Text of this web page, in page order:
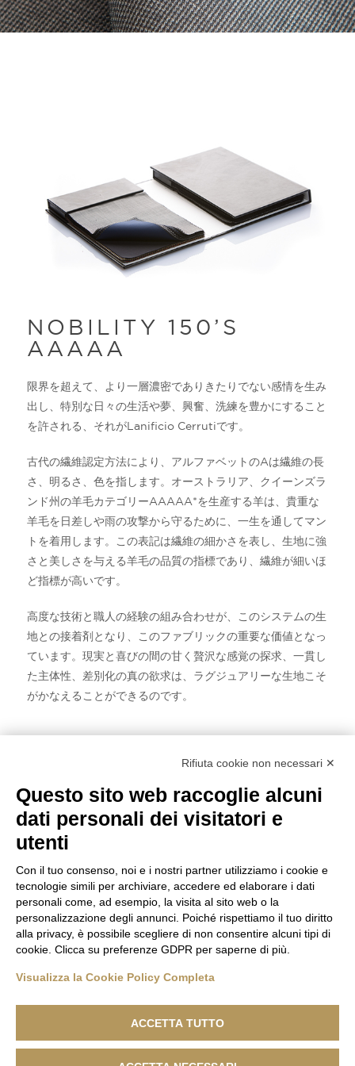
NOBILITY 150’S
AAAAA
限界を超えて、より一層濃密でありきたりでない感情を生み
出し、特別な日々の生活や夢、興奮、洗練を豊かにすること
を許される、それがLanificio Cerrutiです。
古代の繊維認定方法により、アルファベットのAは繊維の長
さ、明るさ、色を指します。オーストラリア、クイーンズラ
ンド州の羊毛カテゴリーAAAAA*を生産する羊は、貴重な
羊毛を日差しや雨の攻撃から守るために、一生を通してマン
トを着用します。この表記は繊維の細かさを表し、生地に強
さと美しさを与える羊毛の品質の指標であり、繊維が細いほ
ど指標が高いです。
高度な技術と職人の経験の組み合わせが、このシステムの生
地との接着剤となり、このファブリックの重要な価値となっ
ています。現実と喜びの間の甘く贅沢な感覚の探求、一貫し
た主体性、差別化の真の欲求は、ラグジュアリーな生地こそ
がかなえることができるのです。
Rifiuta cookie non necessari ✕
Questo sito web raccoglie alcuni
dati personali dei visitatori e
utenti
Con il tuo consenso, noi e i nostri partner utilizziamo i cookie e
tecnologie simili per archiviare, accedere ed elaborare i dati
personali come, ad esempio, la visita al sito web o la
personalizzazione degli annunci. Poiché rispettiamo il tuo diritto
alla privacy, è possibile scegliere di non consentire alcuni tipi di
cookie. Clicca su preferenze GDPR per saperne di più.
Visualizza la Cookie Policy Completa
ACCETTA TUTTO